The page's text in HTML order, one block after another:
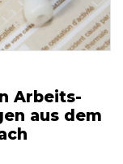
Arbeits­
aus dem